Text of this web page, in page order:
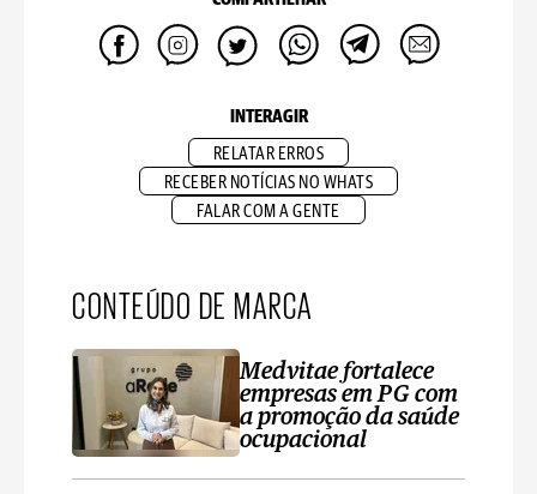
INTERAGIR
RELATAR ERROS
RECEBER NOTÍCIAS NO WHATS
FALAR COM A GENTE
CONTEÚDO DE MARCA
Medvitae fortalece
empresas em PG com
a promoção da saúde
ocupacional